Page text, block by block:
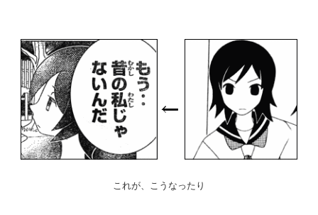
これが、こうなったり